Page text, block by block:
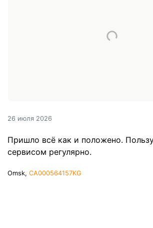
26 июля 2026
Пришло всё как и положено.
сервисом регулярно.
Omsk, CA000564157KG